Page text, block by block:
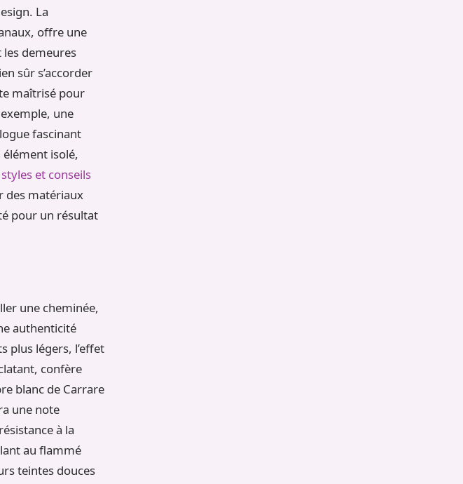
La
offre une
demeures
sûr s’accorder
maîtrisé pour
une
fascinant
isolé,
et conseils
des matériaux
pour un résultat
une cheminée,
authenticité
plus légers, l’effet
confère
blanc de Carrare
une note
à la
au flammé
teintes douces